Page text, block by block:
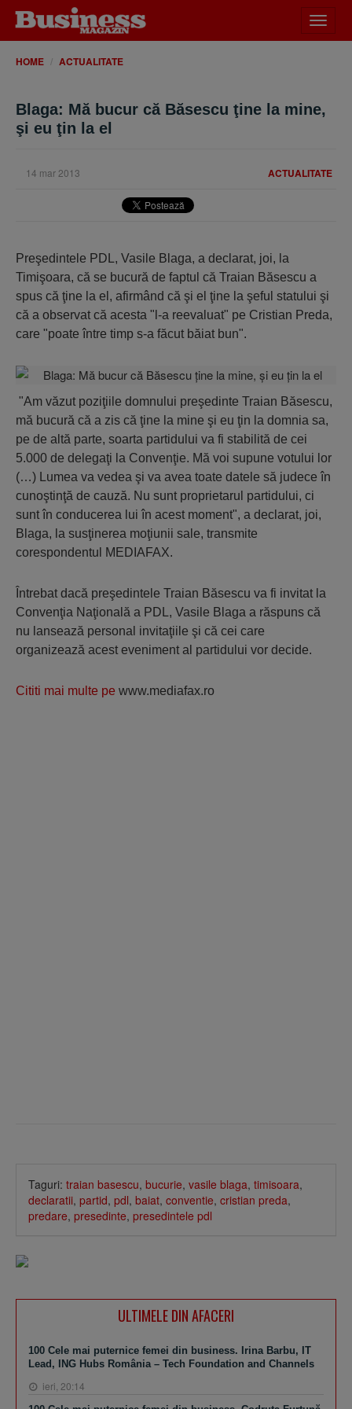
meniu
HOME ACTUALITATE
Blaga: Mă bucur că Băsescu ţine la mine,
şi eu ţin la el
ACTUALITATE
14 mar 2013
Preşedintele PDL, Vasile Blaga, a declarat, joi, la
Timişoara, că se bucură de faptul că Traian Băsescu a
spus că ţine la el, afirmând că şi el ţine la şeful statului şi
că a observat că acesta "l-a reevaluat" pe Cristian Preda,
care "poate între timp s-a făcut băiat bun".
"Am văzut poziţiile domnului preşedinte Traian Băsescu,
mă bucură că a zis că ţine la mine şi eu ţin la domnia sa,
pe de altă parte, soarta partidului va fi stabilită de cei
5.000 de delegaţi la Convenţie. Mă voi supune votului lor
(…) Lumea va vedea şi va avea toate datele să judece în
cunoştinţă de cauză. Nu sunt proprietarul partidului, ci
sunt în conducerea lui în acest moment", a declarat, joi,
Blaga, la susţinerea moţiunii sale, transmite
corespondentul MEDIAFAX.
Întrebat dacă preşedintele Traian Băsescu va fi invitat la
Convenţia Naţională a PDL, Vasile Blaga a răspuns că
nu lansează personal invitaţiile şi că cei care
organizează acest eveniment al partidului vor decide.
Cititi mai multe pe www.mediafax.ro
Taguri: traian basescu, bucurie, vasile blaga, timisoara,
declaratii, partid, pdl, baiat, conventie, cristian preda,
predare, presedinte, presedintele pdl
ULTIMELE DIN AFACERI
100 Cele mai puternice femei din business. Irina Barbu, IT
Lead, ING Hubs România – Tech Foundation and Channels
ieri, 20:14